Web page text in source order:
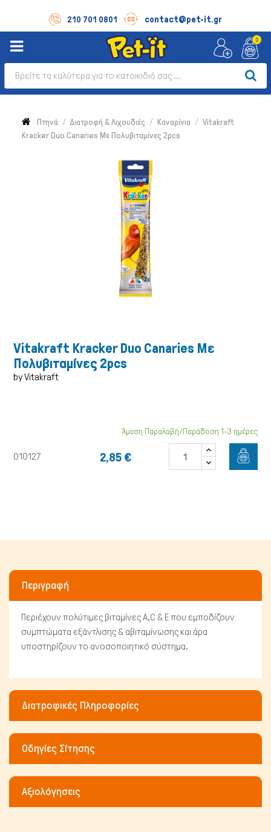
210 701 0801 contact@pet-it.gr
Πτηνά
0
Πτηνά Διατροφή & Λιχουδιές Καναρίνια
Vitakraft
Kracker Duo Canaries Με Πολυβιταμίνες 2pcs
Vitakraft Kracker Duo Canaries Με
Πολυβιταμίνες 2pcs
by Vitakraft
010127
Άμεση Παραλαβή/Παράδοση 1-3 ημέρες
2,85 €
Περιγραφή
Περιέχουν πολύτιμες βιταμίνες A,C & E που εμποδίζουν
συμπτώματα εξάντλισης & αβιταμίνωσης και άρα
υποστηρίζουν το ανοσοποιητικό σύστημα.
Διατροφικές Πληροφορίες
Οδηγίες Σίτησης
Αξιολόγησεις